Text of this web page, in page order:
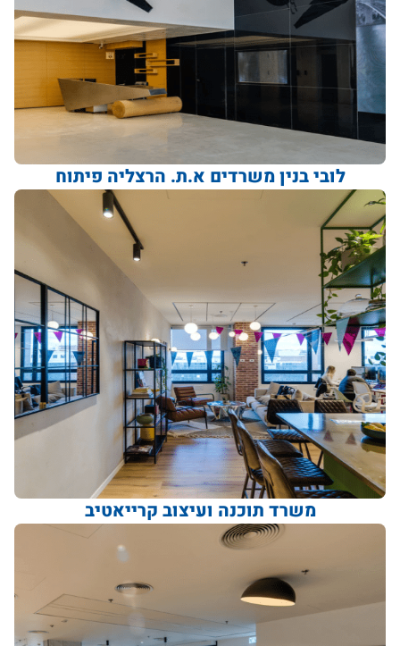
לובי בנין משרדים א.ת. הרצליה פיתוח
משרד תוכנה ועיצוב קרייאטיב